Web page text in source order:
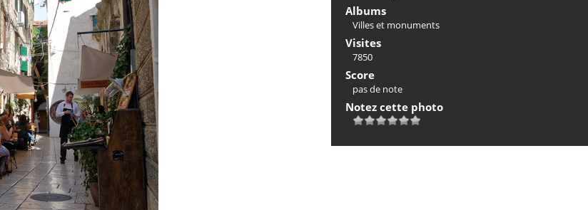
Albums
Villes et monuments
Visites
7850
Score
pas de note
Notez cette photo